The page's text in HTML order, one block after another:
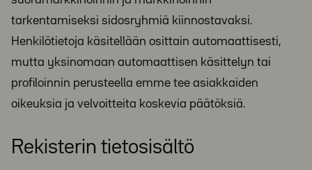
tarkentamiseksi sidosryhmiä kiinnostavaksi.
Henkilötietoja käsitellään osittain automaattisesti,
mutta yksinomaan automaattisen käsittelyn tai
profiloinnin perusteella emme tee asiakkaiden
oikeuksia ja velvoitteita koskevia päätöksiä.
Rekisterin tietosisältö